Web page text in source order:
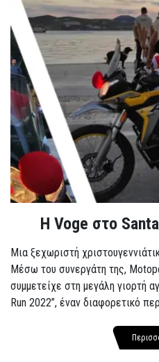
Η Voge στο
Μια ξεχωριστή
Μέσω του συνεργάτη της,
συμμετείχε στη μεγάλη γιορτή
Run 2022”, έναν διαφορετικό